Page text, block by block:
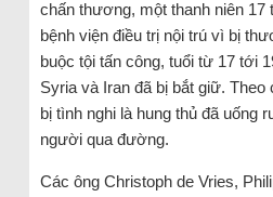
chấn thương, một thanh niên
bệnh viện điều trị nội trú vì bị
buộc tội tấn công, tuổi từ 17 tới
Syria và Iran đã bị bắt giữ.
bị tình nghi là hung thủ đã uống
người qua đường.
Các ông Christoph de Vries,